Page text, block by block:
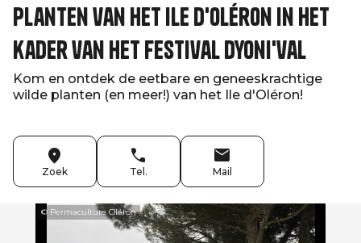
planten van het Ile d'Oléron in het
kader van het festival Dyoni'val
Kom en ontdek de eetbare en geneeskrachtige
wilde planten (en meer!) van het Ile d'Oléron!
Zoek Tel. Mail
© Permaculture Oléron